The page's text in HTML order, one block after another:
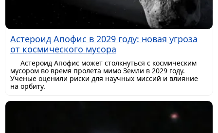
Астероид Апофис в 2029 году: новая угроза
от космического мусора
Астероид Апофис может столкнуться с космическим
мусором во время пролета мимо Земли в 2029 году.
Ученые оценили риски для научных миссий и влияние
на орбиту.